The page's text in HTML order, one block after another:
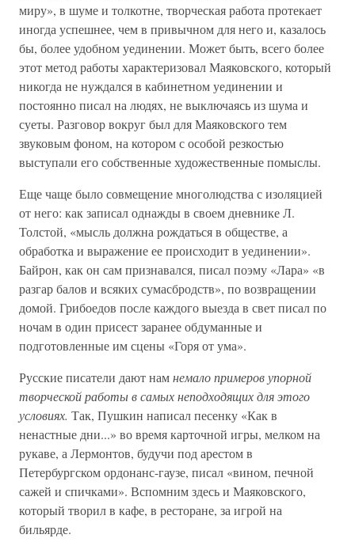
миру», в шуме и толкотне, творческая работа протекает
иногда успешнее, чем в привычном для него и, казалось
бы, более удобном уединении. Может быть, всего более
этот метод работы характеризовал Маяковского, который
никогда не нуждался в кабинетном уединении и
постоянно писал на людях, не выключаясь из шума и
суеты. Разговор вокруг был для Маяковского тем
звуковым фоном, на котором с особой резкостью
выступали его собственные художественные помыслы.
Еще чаще было совмещение многолюдства с изоляцией
от него: как записал однажды в своем дневнике Л.
Толстой, «мысль должна рождаться в обществе, а
обработка и выражение ее происходит в уединении».
Байрон, как он сам признавался, писал поэму «Лара» «в
разгар балов и всяких сумасбродств», по возвращении
домой. Грибоедов после каждого выезда в свет писал по
ночам в один присест заранее обдуманные и
подготовленные им сцены «Горя от ума».
Русские писатели дают намнемало примеров упорной
творческой работы в самых неподходящих для этого
условиях. Так, Пушкин написал песенку «Как в
ненастные дни...» во время карточной игры, мелком на
рукаве, а Лермонтов, будучи под арестом в
Петербургском ордонанс-гаузе, писал «вином, печной
сажей и спичками». Вспомним здесь и Маяковского,
который творил в кафе, в ресторане, за игрой на
бильярде.